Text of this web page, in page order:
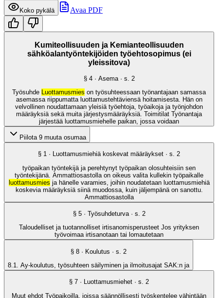
Koko pykälä Avaa PDF
Kumiteollisuuden ja Kemianteollisuuden
sähköalantyöntekijöiden työehtosopimus (ei
yleissitova)
§ 4· Asema· s. 2
Työsuhde
Luottamusmies on työsuhteessaan työnantajaan samassa
asemassa riippumatta luottamustehtäviensä hoitamisesta. Hän on
velvollinen noudattamaan yleisiä työehtoja, työaikoja ja työnjohdon
määräyksiä sekä muita järjestysmääräyksiä. Toimitilat Työnantaja
järjestää luottamusmiehelle paikan, jossa voidaan
Piilota 9 muuta osumaa
§ 1 · Luottamusmiehiä koskevat määräykset · s. 2
työpaikan työntekijä ja perehtynyt työpaikan olosuhteisiin sen
työntekijänä. Ammattiosastolla on oikeus valita kullekin työpaikalle
luottamusmies ja hänelle varamies, joihin noudatetaan luottamusmiehiä
koskevia määräyksiä siinä muodossa, kuin jäljempänä on sanottu.
Ammattiosastolla
§ 5· Työsuhdeturva· s. 2
Taloudelliset ja tuotannolliset irtisanomisperusteet Jos yrityksen
työvoimaa irtisanotaan tai lomautetaan
§ 8 · Koulutus · s. 2
8.1. Ay-koulutus, työsuhteen säilyminen ja ilmoitusajat SAK:n ja
§ 7 · Luottamusmiehet · s. 2
Muut ehdot Työpaikoilla, joissa säännöllisesti työskentelee vähintään